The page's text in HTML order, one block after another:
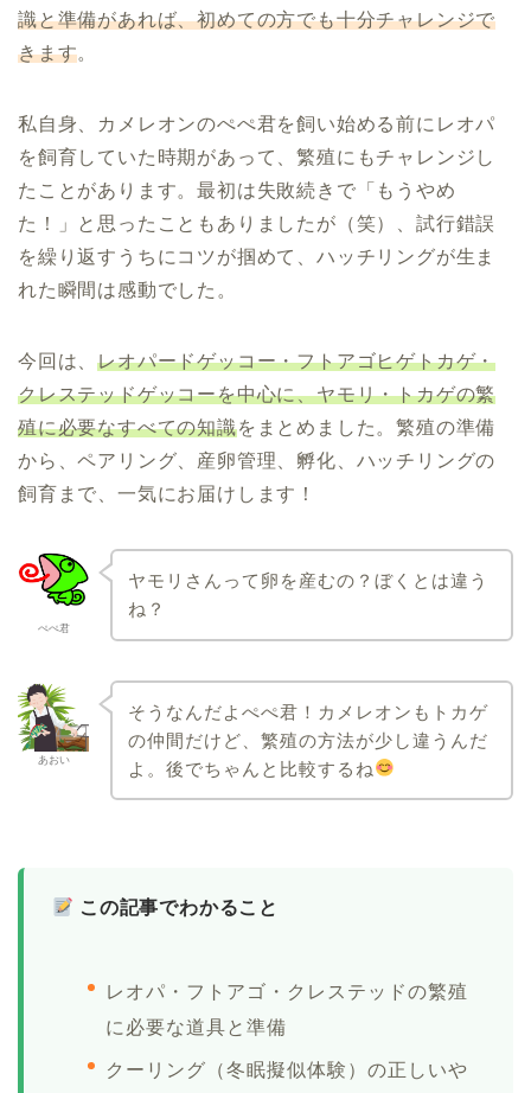
識と準備があれば、初めての方でも十分チャレンジで
きます。
私自身、カメレオンのぺぺ君を飼い始める前にレオパ
を飼育していた時期があって、繁殖にもチャレンジし
たことがあります。最初は失敗続きで「もうやめ
た！」と思ったこともありましたが（笑）、試行錯誤
を繰り返すうちにコツが掴めて、ハッチリングが生ま
れた瞬間は感動でした。
今回は、レオパードゲッコー・フトアゴヒゲトカゲ・
クレステッドゲッコーを中心に、ヤモリ・トカゲの繁
殖に必要なすべての知識をまとめました。繁殖の準備
から、ペアリング、産卵管理、孵化、ハッチリングの
飼育まで、一気にお届けします！
ぺぺ君
ヤモリさんって卵を産むの？ぼくとは違う
ね？
あおい
そうなんだよぺぺ君！カメレオンもトカゲ
の仲間だけど、繁殖の方法が少し違うんだ
よ。後でちゃんと比較するね
この記事でわかること
レオパ・フトアゴ・クレステッドの繁殖
に必要な道具と準備
クーリング（冬眠擬似体験）の正しいや